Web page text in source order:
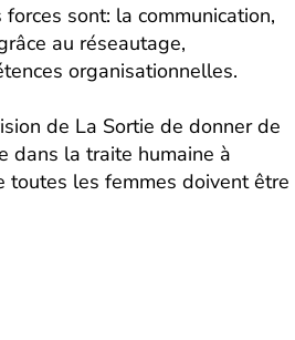
sont: la communication,
au réseautage,
organisationnelles.
de La Sortie de donner de
dans la traite humaine à
toutes les femmes doivent être